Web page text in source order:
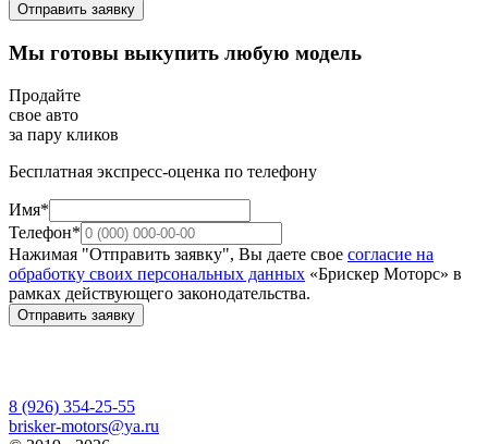
Отправить заявку
Мы готовы выкупить любую модель
Продайте
свое авто
за пару кликов
Бесплатная экспресс-оценка по телефону
Имя*
Телефон*
Нажимая "Отправить заявку", Вы даете свое согласие на
обработку своих персональных данных «Брискер Моторс» в
рамках действующего законодательства.
Отправить заявку
8 (926) 354-25-55
brisker-motors@ya.ru